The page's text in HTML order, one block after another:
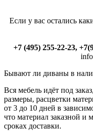
Если у вас остались
+7 (495) 255-22-23,
Бывают ли диваны в
Вся мебель идёт под
размеры, расцветки
от 3 до 10 дней в
что материал заказной и
сроках доставки.